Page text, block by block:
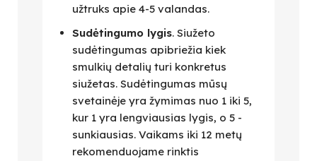
užtruks apie 4-5 valandas.
Sudėtingumo lygis. Siužeto
sudėtingumas apibriežia kiek
smulkių detalių turi konkretus
siužetas. Sudėtingumas mūsų
svetainėje yra žymimas nuo 1 iki 5,
kur 1 yra lengviausias lygis, o 5 -
sunkiausias. Vaikams iki 12 metų
rekomenduojame rinktis